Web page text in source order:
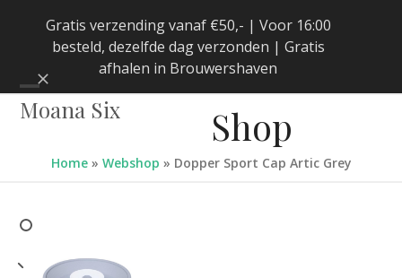
Gratis verzending vanaf €50,- | Voor 16:00
besteld, dezelfde dag verzonden | Gratis
afhalen in Brouwershaven
Negeren
Moana Six
Open
menu
Close
menu
Shop
Home» Webshop » Dopper Sport Cap Artic Grey